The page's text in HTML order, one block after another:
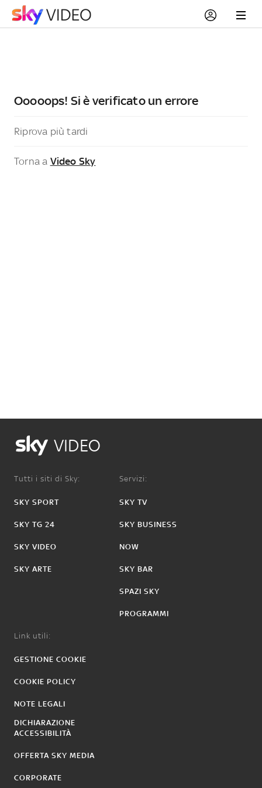
Ooooops! Si è verificato un errore
Riprova più tardi
Torna a Video Sky
VIDEO
Tutti i siti di Sky:
SKY SPORT
SKY TG 24
SKY VIDEO
SKY ARTE
Servizi:
SKY TV
SKY BUSINESS
NOW
SKY BAR
SPAZI SKY
PROGRAMMI
Link utili:
GESTIONE COOKIE
COOKIE POLICY
NOTE LEGALI
DICHIARAZIONE
ACCESSIBILITÀ
OFFERTA SKY MEDIA
CORPORATE